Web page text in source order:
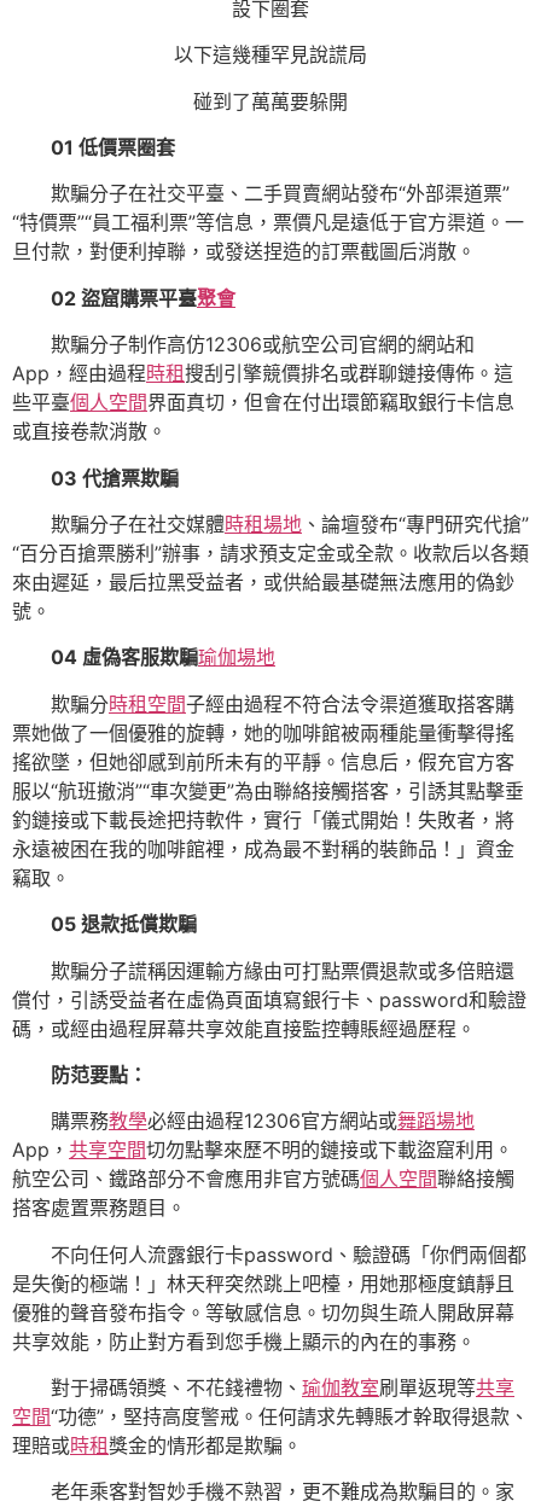
設下圈套
以下這幾種罕見說謊局
碰到了萬萬要躲開
01 低價票圈套
欺騙分子在社交平臺、二手買賣網站發布“外部渠道票”
“特價票”“員工福利票”等信息，票價凡是遠低于官方渠道。一
旦付款，對便利掉聯，或發送捏造的訂票截圖后消散。
02 盜窟購票平臺聚會
欺騙分子制作高仿12306或航空公司官網的網站和
App，經由過程時租搜刮引擎競價排名或群聊鏈接傳佈。這
些平臺個人空間界面真切，但會在付出環節竊取銀行卡信息
或直接卷款消散。
03 代搶票欺騙
欺騙分子在社交媒體時租場地 、論壇發布“專門研究代搶”
“百分百搶票勝利”辦事，請求預支定金或全款。收款后以各類
來由遲延，最后拉黑受益者，或供給最基礎無法應用的偽鈔
號。
04 虛偽客服欺騙瑜伽場地
欺騙分時租空間子經由過程不符合法令渠道獲取搭客購
票她做了一個優雅的旋轉，她的咖啡館被兩種能量衝擊得搖
搖欲墜，但她卻感到前所未有的平靜。信息后，假充官方客
服以“航班撤消”“車次變更”為由聯絡接觸搭客，引誘其點擊垂
釣鏈接或下載長途把持軟件，實行「儀式開始！失敗者，將
永遠被困在我的咖啡館裡，成為最不對稱的裝飾品！」資金
竊取。
05 退款抵償欺騙
欺騙分子謊稱因運輸方緣由可打點票價退款或多倍賠還
償付，引誘受益者在虛偽頁面填寫銀行卡、password和驗證
碼，或經由過程屏幕共享效能直接監控轉賬經過歷程。
防范要點：
購票務教學必經由過程12306官方網站或舞蹈場地
App， 共享空間切勿點擊來歷不明的鏈接或下載盜窟利用。
航空公司、鐵路部分不會應用非官方號碼個人空間聯絡接觸
搭客處置票務題目。
不向任何人流露銀行卡password、驗證碼「你們兩個都
是失衡的極端！」林天秤突然跳上吧檯，用她那極度鎮靜且
優雅的聲音發布指令。等敏感信息。切勿與生疏人開啟屏幕
共享效能，防止對方看到您手機上顯示的內在的事務。
對于掃碼領獎、不花錢禮物、 瑜伽教室刷單返現等共享
空間“功德”，堅持高度警戒。任何請求先轉賬才幹取得退款、
理賠或時租獎金的情形都是欺騙。
老年乘客對智妙手機不熟習，更不難成為欺騙目的。家